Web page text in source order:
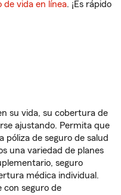
de vida en línea. ¡Es rápido
su vida, su cobertura de
ajustando. Permita que
póliza de seguro de salud
una variedad de planes
seguro
médica individual.
con seguro de